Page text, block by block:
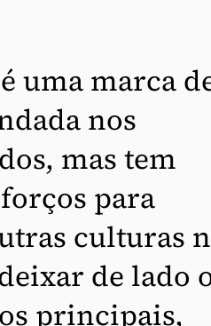
uma marca
nos
mas tem
para
culturas
de lado
principais,